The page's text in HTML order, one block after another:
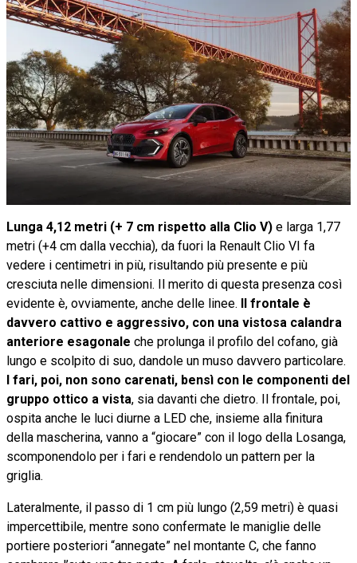
Lunga 4,12 metri (+ 7 cm rispetto alla Clio V) e larga 1,77
metri (+4 cm dalla vecchia), da fuori la Renault Clio VI fa
vedere i centimetri in più, risultando più presente e più
cresciuta nelle dimensioni. Il merito di questa presenza così
evidente è, ovviamente, anche delle linee. Il frontale è
davvero cattivo e aggressivo, con una vistosa calandra
anteriore esagonale che prolunga il profilo del cofano, già
lungo e scolpito di suo, dandole un muso davvero particolare.
I fari, poi, non sono carenati, bensì con le componenti del
gruppo ottico a vista, sia davanti che dietro. Il frontale, poi,
ospita anche le luci diurne a LED che, insieme alla finitura
della mascherina, vanno a “giocare” con il logo della Losanga,
scomponendolo per i fari e rendendolo un pattern per la
griglia.
Lateralmente, il passo di 1 cm più lungo (2,59 metri) è quasi
impercettibile, mentre sono confermate le maniglie delle
portiere posteriori “annegate” nel montante C, che fanno